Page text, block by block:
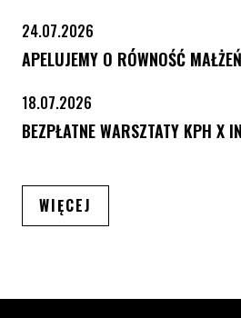
24.07.2026
APELUJEMY O RÓWNOŚĆ
18.07.2026
BEZPŁATNE WARSZTATY KPH X
WIĘCEJ